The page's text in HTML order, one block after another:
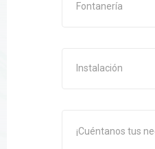
Fontanería
Instalación